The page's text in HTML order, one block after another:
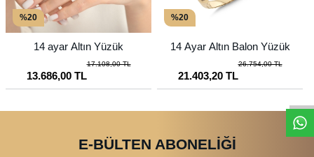
%20
14 ayar Altın Yüzük
13.686,00 TL
17.108,00 TL
%20
14 Ayar Altın Balon Yüzük
21.403,20 TL
26.754,00 TL
E-BÜLTEN ABONELİĞİ